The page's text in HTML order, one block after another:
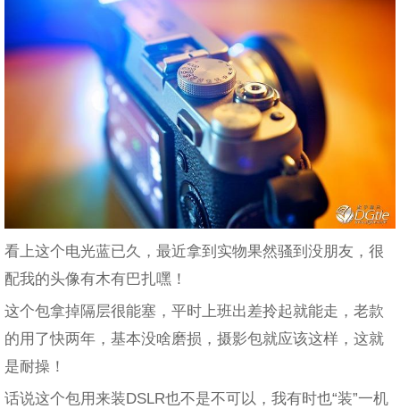
看上这个电光蓝已久，最近拿到实物果然骚到没朋友，很
配我的头像有木有巴扎嘿！
这个包拿掉隔层很能塞，平时上班出差拎起就能走，老款
的用了快两年，基本没啥磨损，摄影包就应该这样，这就
是耐操！
话说这个包用来装DSLR也不是不可以，我有时也“装”一机